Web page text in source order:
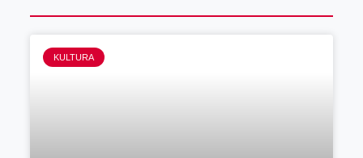
KULTURA